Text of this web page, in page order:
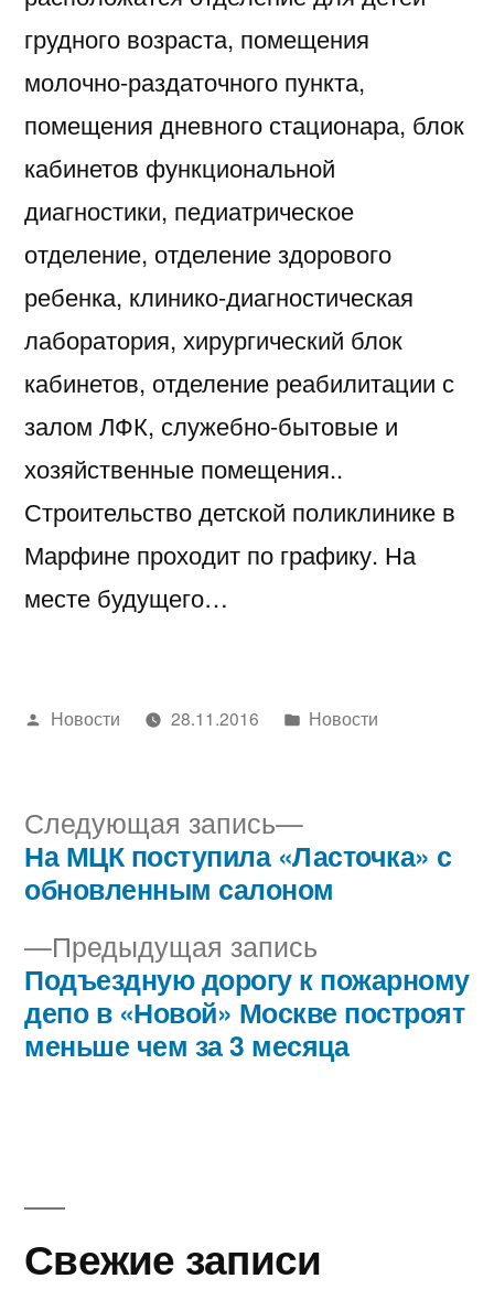
грудного возраста, помещения
молочно-раздаточного пункта,
помещения дневного стационара, блок
кабинетов функциональной
диагностики, педиатрическое
отделение, отделение здорового
ребенка, клинико-диагностическая
лаборатория, хирургический блок
кабинетов, отделение реабилитации с
залом ЛФК, служебно-бытовые и
хозяйственные помещения..
Строительство детской поликлинике в
Марфине проходит по графику. На
месте будущего…
Написано
Новости 28.11.2016
Написано
Новости
Навигация
записям
Предыдущая запись
запись:
Подъездную дорогу к пожарному
депо в «Новой» Москве построят
меньше чем за 3 месяца
Следующая запись
Следующая
запись:
На МЦК поступила «Ласточка» с
обновленным салоном
Свежие записи